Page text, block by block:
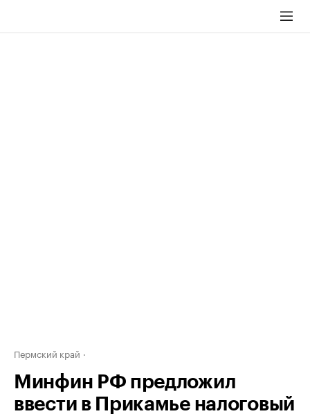
Пермский край
Минфин РФ предложил
ввести в Прикамье налоговый